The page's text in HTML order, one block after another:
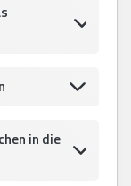
in die